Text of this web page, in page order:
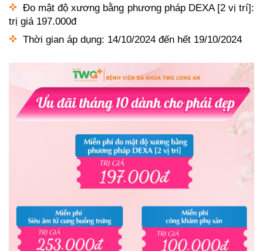
Đo mật độ xương bằng phương pháp DEXA [2 vị trí]:
trị giá 197.000đ
Thời gian áp dụng: 14/10/2024 đến hết 19/10/2024